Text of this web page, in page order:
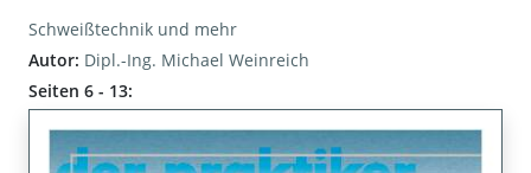
Schweißtechnik und mehr
Autor: Dipl.-Ing. Michael Weinreich
Seiten 6 - 13: